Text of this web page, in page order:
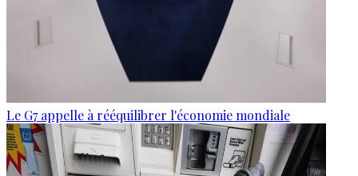
Le G7 appelle à rééquilibrer l'économie mondiale